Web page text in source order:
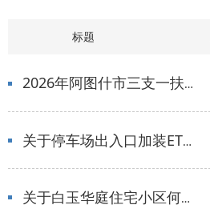
标题
2026年阿图什市三支一扶相关政策
关于停车场出入口加装ETC扣费设备的建议
关于白玉华庭住宅小区何时交房的问题